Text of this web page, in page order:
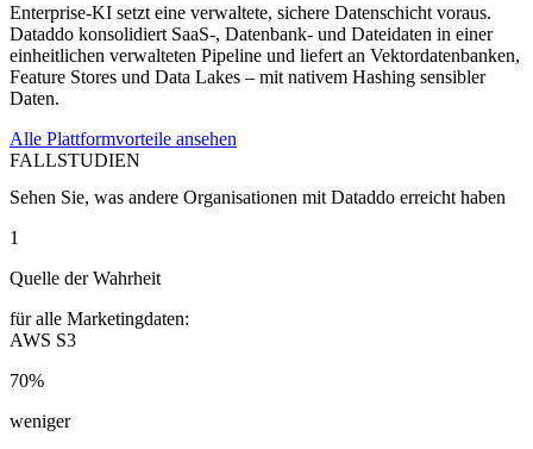
Enterprise-KI setzt eine verwaltete, sichere Datenschicht voraus.
Dataddo konsolidiert SaaS-, Datenbank- und Dateidaten in einer
einheitlichen verwalteten Pipeline und liefert an Vektordatenbanken,
Feature Stores und Data Lakes – mit nativem Hashing sensibler
Daten.
Alle Plattformvorteile ansehen
FALLSTUDIEN
Sehen Sie, was andere Organisationen mit Dataddo erreicht haben
1
Quelle der Wahrheit
für alle Marketingdaten:
AWS S3
70%
weniger